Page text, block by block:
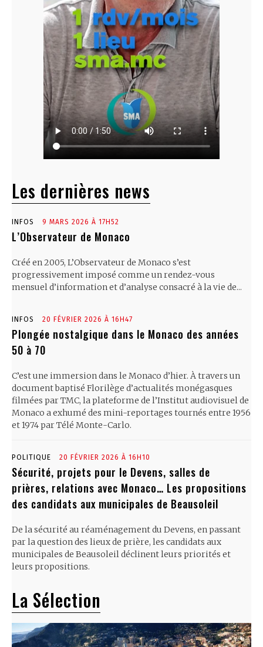
Les dernières news
INFOS 9 MARS 2026 À 17H52
L’Observateur de Monaco
Créé en 2005, L’Observateur de Monaco s’est
progressivement imposé comme un rendez-vous
mensuel d’information et d’analyse consacré à la vie de...
INFOS 20 FÉVRIER 2026 À 16H47
Plongée nostalgique dans le Monaco des années
50 à 70
C’est une immersion dans le Monaco d’hier. À travers un
document baptisé Florilège d’actualités monégasques
filmées par TMC, la plateforme de l’Institut audiovisuel de
Monaco a exhumé des mini-reportages tournés entre 1956
et 1974 par Télé Monte-Carlo.
POLITIQUE 20 FÉVRIER 2026 À 16H10
Sécurité, projets pour le Devens, salles de
prières, relations avec Monaco… Les propositions
des candidats aux municipales de Beausoleil
De la sécurité au réaménagement du Devens, en passant
par la question des lieux de prière, les candidats aux
municipales de Beausoleil déclinent leurs priorités et
leurs propositions.
La Sélection